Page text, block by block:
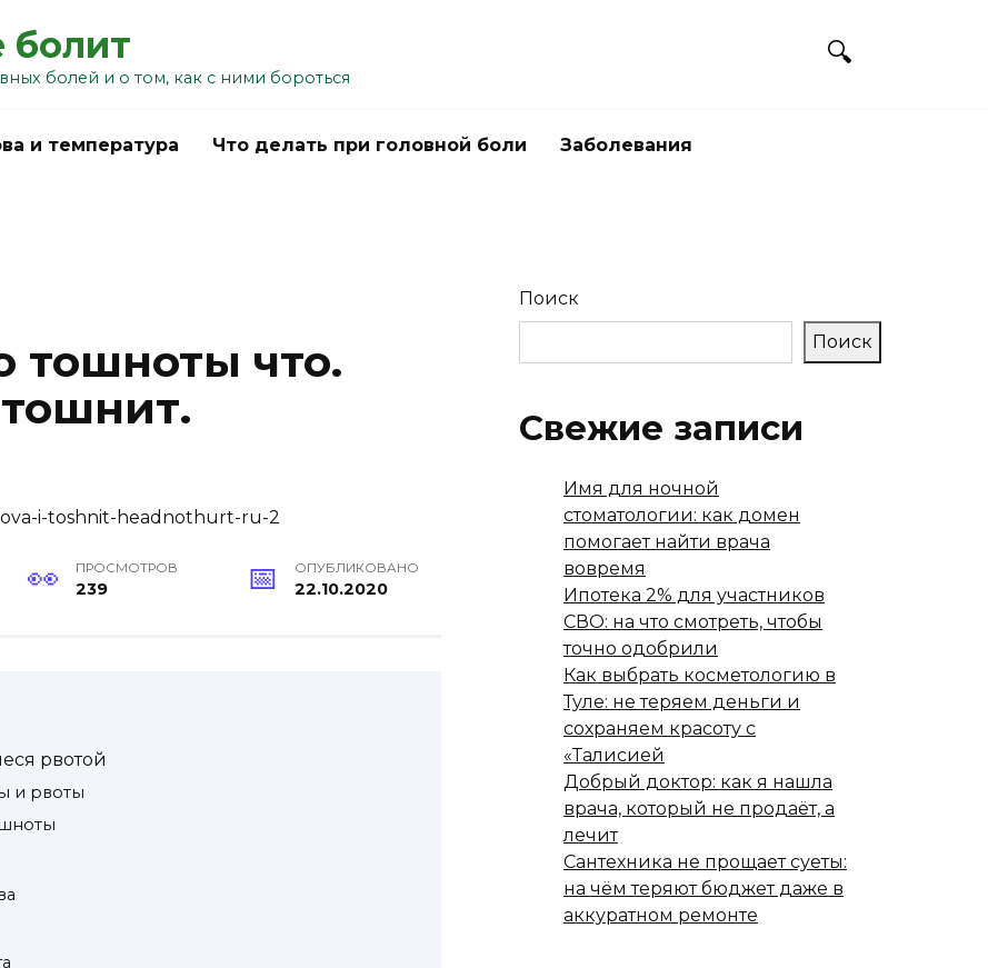
болит
болей и о том, как с ними бороться
и температура Что делать при головной боли Заболевания
тошноты что.
ПРОСМОТРОВ
239
ОПУБЛИКОВАНО
22.10.2020
рвотой
и рвоты
Поиск
Поиск
Свежие записи
Имя для ночной
стоматологии: как домен
помогает найти врача
вовремя
Ипотека 2% для участников
СВО: на что смотреть, чтобы
точно одобрили
Как выбрать косметологию в
Туле: не теряем деньги и
сохраняем красоту с
«Талисией
Добрый доктор: как я нашла
врача, который не продаёт, а
лечит
Сантехника не прощает суеты:
на чём теряют бюджет даже в
аккуратном ремонте